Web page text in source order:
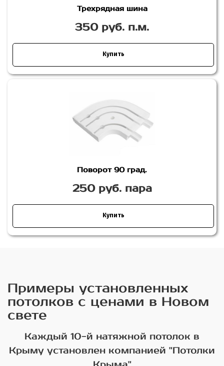
Трехрядная шина
350 руб. п.м.
Купить
Поворот 90 град.
250 руб. пара
Купить
Примеры установленных
потолков с ценами в Новом
свете
Каждый 10-й натяжной потолок в
Крыму установлен компанией "Потолки